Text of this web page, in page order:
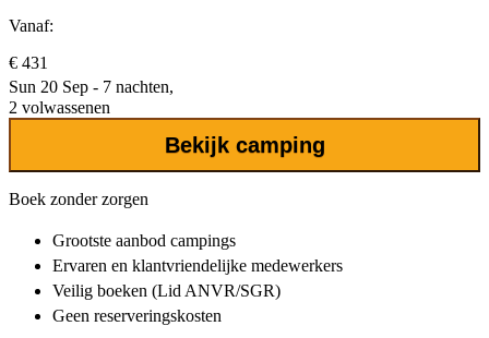
Vanaf:
€ 431
Sun 20 Sep - 7 nachten,
2 volwassenen
Bekijk camping
Boek zonder zorgen
Grootste aanbod campings
Ervaren en klantvriendelijke medewerkers
Veilig boeken (Lid ANVR/SGR)
Geen reserveringskosten